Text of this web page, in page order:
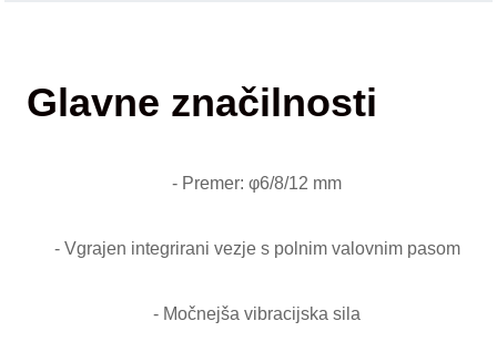
Glavne značilnosti
- Premer: φ6/8/12 mm
- Vgrajen integrirani vezje s polnim valovnim pasom
- Močnejša vibracijska sila